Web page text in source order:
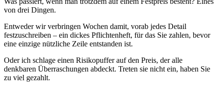
von drei Dingen.
Entweder wir verbringen Wochen damit, vorab jedes Detail
festzuschreiben – ein dickes Pflichtenheft, für das Sie zahlen, bevor
eine einzige nützliche Zeile entstanden ist.
Oder ich schlage einen Risikopuffer auf den Preis, der alle
denkbaren Überraschungen abdeckt. Treten sie nicht ein, haben Sie
zu viel gezahlt.